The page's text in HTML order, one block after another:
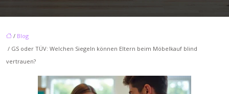
/ Blog
/ GS oder TÜV: Welchen Siegeln können Eltern beim Möbelkauf blind
vertrauen?